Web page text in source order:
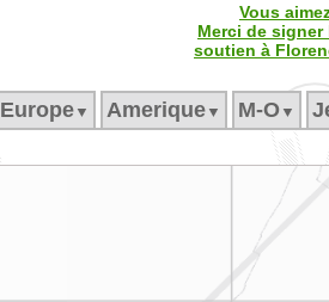
Vous
Merci de
soutien à
Europe ▼ Amerique ▼ M‑O ▼